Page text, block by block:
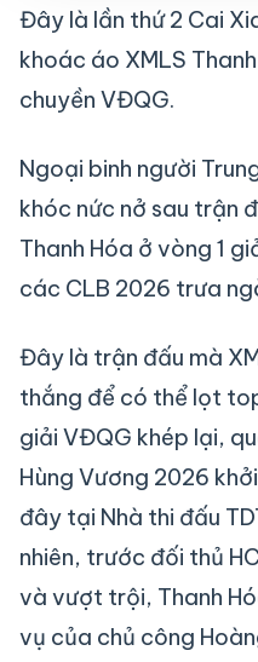
Đây là lần thứ 2 Cai
khoác áo XMLS
chuyền VĐQG.
Ngoại binh người
khóc nức nở sau trận
Thanh Hóa ở vòng 1
các CLB 2026 trưa
Đây là trận đấu mà
thắng để có thể lọt
giải VĐQG khép lại,
Hùng Vương 2026
đây tại Nhà thi đấu
nhiên, trước đối thủ
và vượt trội, Thanh
vụ của chủ công